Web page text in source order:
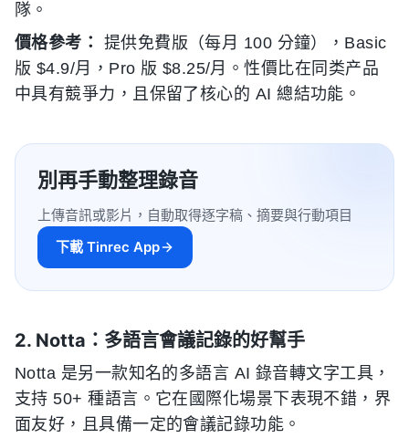
隊。
價格參考：
提供免費版（每月 100 分鐘），Basic
版 $4.9/月，Pro 版 $8.25/月。性價比在同类产品
中具有競爭力，且保留了核心的 AI 總結功能。
別再手動整理錄音
上傳音訊或影片，自動取得逐字稿、摘要與行動項目
下載 Tinrec App
2. Notta：多語言會議記錄的好幫手
Notta 是另一款知名的多語言 AI 錄音轉文字工具，
支持 50+ 種語言。它在國際化場景下表現不錯，界
面友好，且具備一定的會議記錄功能。